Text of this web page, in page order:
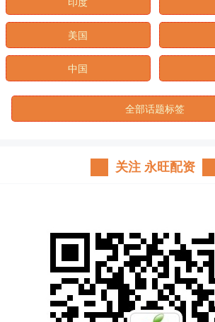
美国
中国
全部话题标签
关注 永旺配资